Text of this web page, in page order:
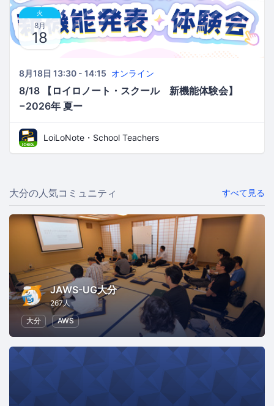
火
8月
18
8月18日 13:30 - 14:15 オンライン
8/18 【ロイロノート・スクール 新機能体験会】
−2026年 夏ー
LoiLoNote・School Teachers
大分の人気コミュニティ すべて見る
JAWS-UG大分
267人
大分
AWS